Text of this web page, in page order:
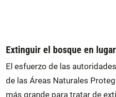
Extinguir el bosque en
El esfuerzo de las
de las Áreas Naturales
más grande para tratar de